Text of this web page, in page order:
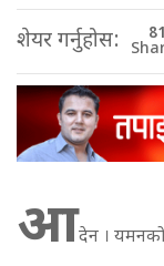
शेयर गर्नुहोस: 81
आदेन ।